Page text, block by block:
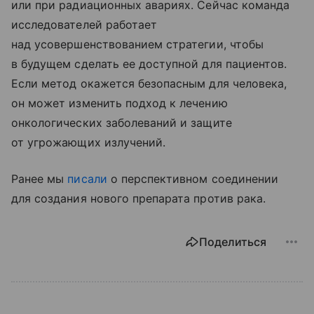
или при радиационных авариях. Сейчас команда
исследователей работает
над усовершенствованием стратегии, чтобы
в будущем сделать ее доступной для пациентов.
Если метод окажется безопасным для человека,
он может изменить подход к лечению
онкологических заболеваний и защите
от угрожающих излучений.
Ранее мы писали о перспективном соединении
для создания нового препарата против рака.
Поделиться